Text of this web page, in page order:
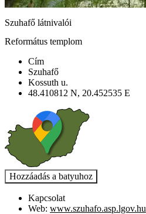
Szuhafő látnivalói
Református templom
Cím
Szuhafő
Kossuth u.
48.410812 N, 20.452535 E
Kapcsolat
Web: www.szuhafo.asp.lgov.hu